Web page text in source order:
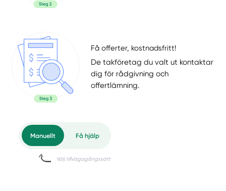
Få offerter, kostnadsfritt!
De takföretag du valt ut kontaktar
dig för rådgivning och
offertlämning.